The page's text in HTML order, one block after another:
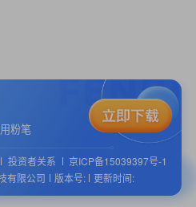
粉笔
投资者关系
京ICP备15039397号-1
有限公司
版本号: 更新时间: